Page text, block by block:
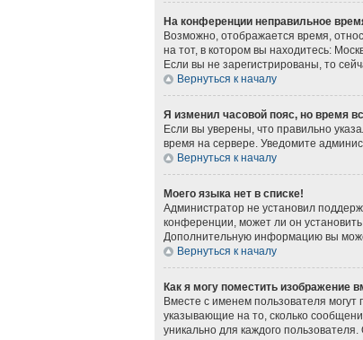
На конференции неправильное
Возможно, отображается время,
на тот, в котором вы находитесь:
Если вы не зарегистрированы, то
Вернуться к началу
Я изменил часовой пояс, но время
Если вы уверены, что правильно
время на сервере. Уведомите
Вернуться к началу
Моего языка нет в списке!
Администратор не установил
конференции, может ли он
Дополнительную информацию вы
Вернуться к началу
Как я могу поместить изображение
Вместе с именем пользователя могут
указывающие на то, сколько
уникально для каждого